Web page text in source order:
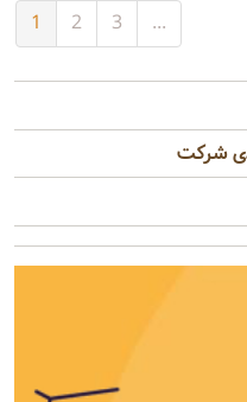
1 2 3 ...
شرکت